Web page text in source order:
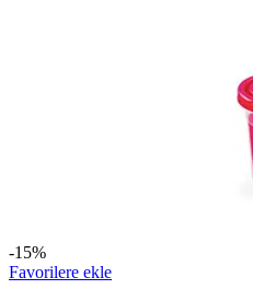
-15%
Favorilere ekle